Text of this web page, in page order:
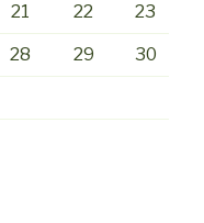
21 22 23
28 29 30